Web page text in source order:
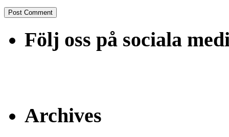
Följ oss på sociala
Archives